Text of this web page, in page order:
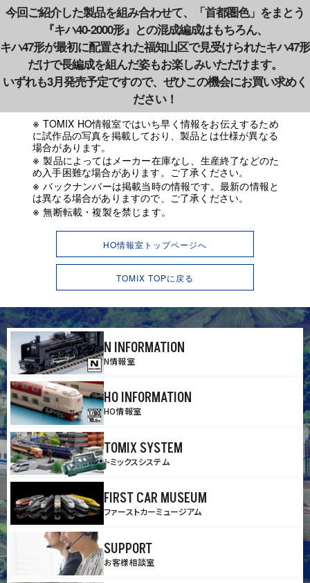
今回ご紹介した製品を組み合わせて、「首都圏色」をまとう
『キハ40-2000形』との混成編成はもちろん、
キハ47形が最初に配置された福知山区で見受けられたキハ47形
だけで長編成を組んだ姿もお楽しみいただけます。
いずれも3月発売予定ですので、ぜひこの機会にお買い求めく
ださい！
TOMIX HO情報室ではいち早く情報をお伝えするため
に試作品の写真を掲載しており、製品とは仕様が異なる
場合があります。
製品によってはメーカー在庫なし、生産終了などのた
め入手困難な場合があります。ご了承ください。
バックナンバーは掲載当時の情報です。最新の情報と
は異なる場合がありますので、ご了承ください。
無断転載・複製を禁じます。
HO情報室トップページへ
TOMIX TOPに戻る
N INFORMATION
N情報室
HO INFORMATION
HO情報室
TOMIX SYSTEM
トミックスシステム
FIRST CAR MUSEUM
ファーストカーミュージアム
SUPPORT
お客様相談室